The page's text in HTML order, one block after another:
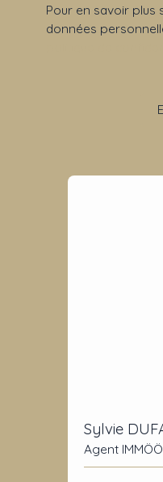
Pour en savoir plus
données
Sylvie
Agent IMMÖÖ